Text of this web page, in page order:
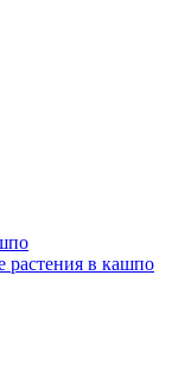
растения в кашпо